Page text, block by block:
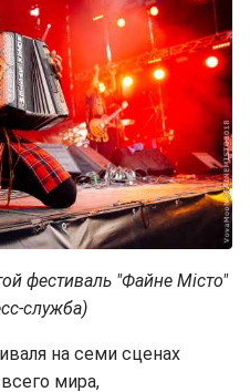
фестиваль "Файне Місто"
служба)
на семи сценах
мира,